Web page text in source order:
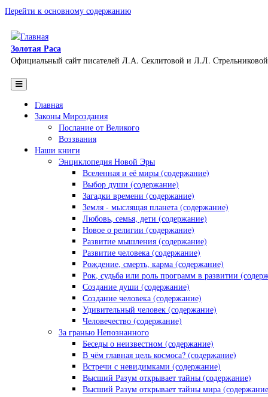
Перейти к основному содержанию
Золотая Раса
Официальный сайт писателей Л.А. Секлитовой и Л.Л. Стрельниковой
Главная
Законы Мироздания
Послание от Великого
Воззвания
Наши книги
Энциклопедия Новой Эры
Вселенная и её миры (содержание)
Выбор души (содержание)
Загадки времени (содержание)
Земля - мыслящая планета (содержание)
Любовь, семья, дети (содержание)
Новое о религии (содержание)
Развитие мышления (содержание)
Развитие человека (содержание)
Рождение, смерть, карма (содержание)
Рок, судьба или роль программ в развитии
Создание души (содержание)
Создание человека (содержание)
Удивительный человек (содержание)
Человечество (содержание)
За гранью Непознанного
Беседы о неизвестном (содержание)
В чём главная цель космоса? (содержание)
Встречи с невидимками (содержание)
Высший Разум открывает тайны (содержание)
Высший Разум открывает тайны мира